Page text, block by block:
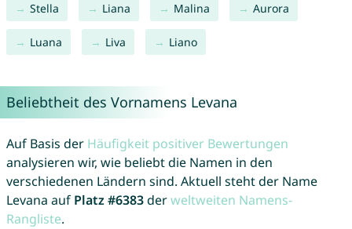
Stella Liana Malina Aurora
Luana Liva Liano
Beliebtheit des Vornamens Levana
Auf Basis der Häufigkeit positiver Bewertungen
analysieren wir, wie beliebt die Namen in den
verschiedenen Ländern sind. Aktuell steht der Name
Levana auf Platz #6383derweltweiten Namens-
Rangliste.